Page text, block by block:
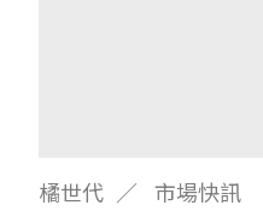
橘世代 市場快訊